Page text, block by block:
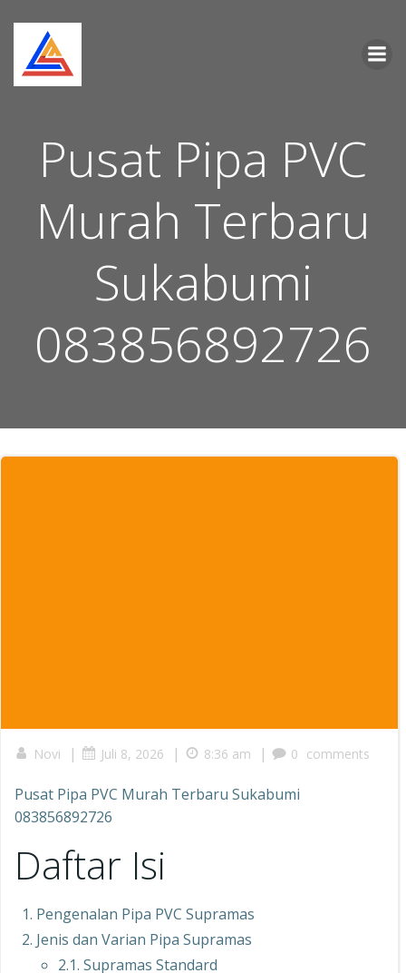
Pusat Pipa PVC
Murah Terbaru
Sukabumi
083856892726
Novi | Juli 8, 2026 | 8:36 am | 0 comments
Pusat Pipa PVC Murah Terbaru Sukabumi
083856892726
Daftar Isi
Pengenalan Pipa PVC Supramas
Jenis dan Varian Pipa Supramas
2.1. Supramas Standard